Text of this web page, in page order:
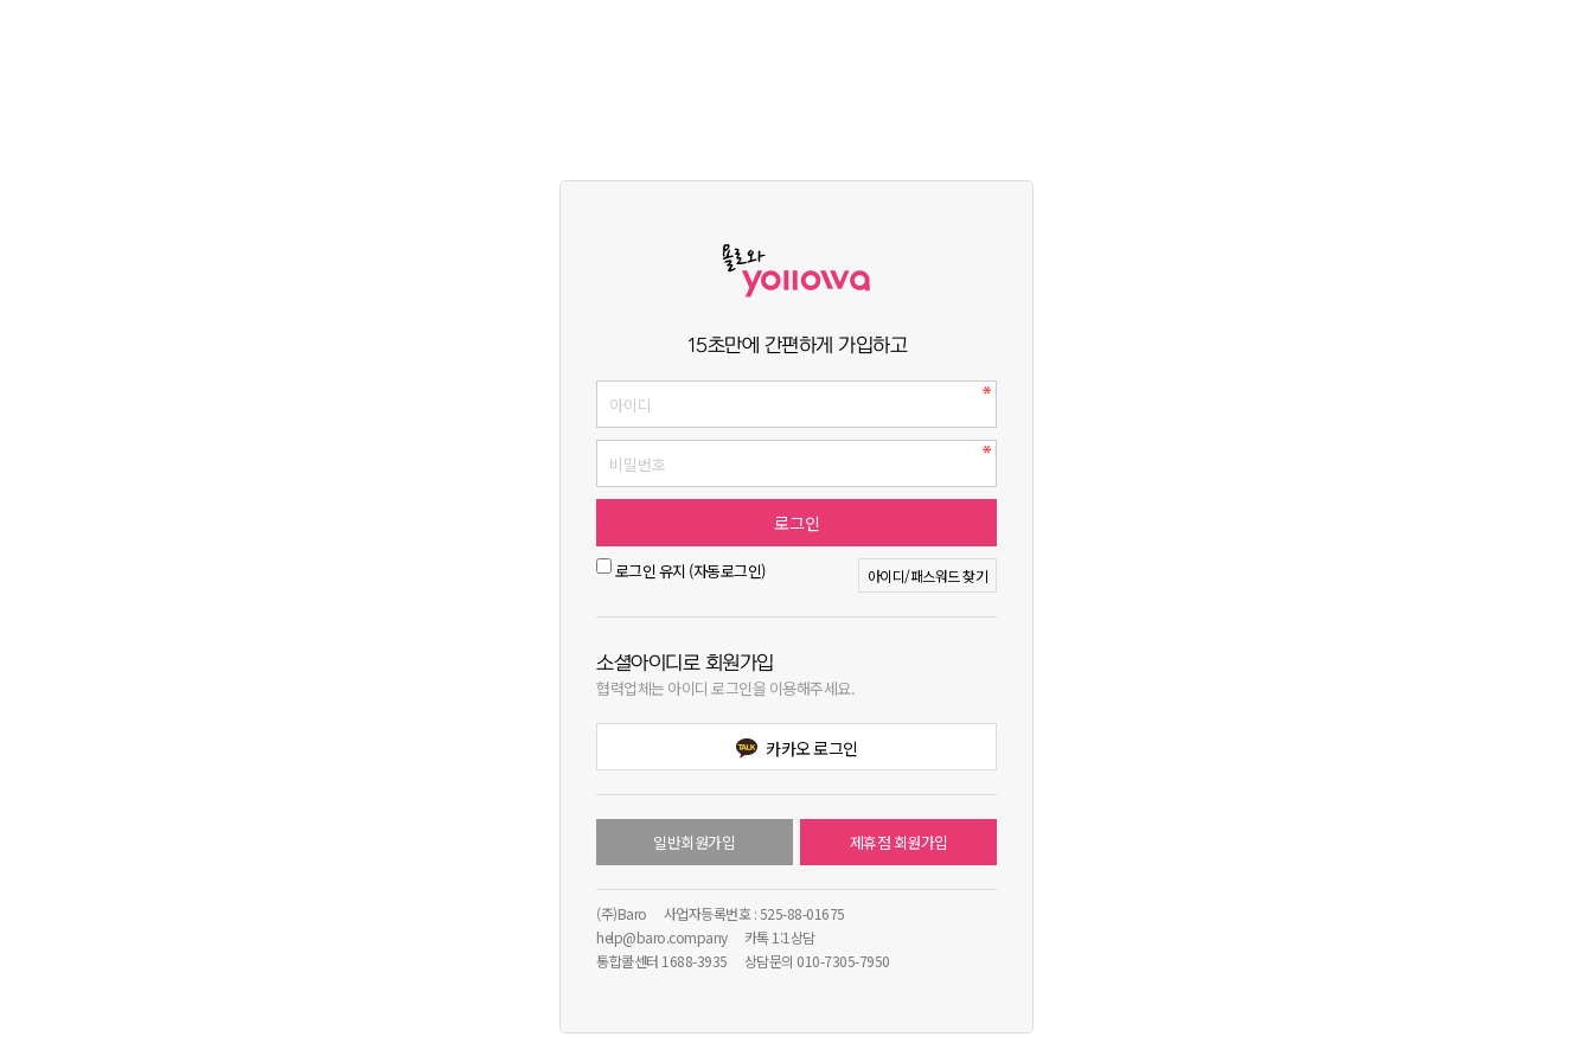
15초만에 간편하게 가입하고
로그인 유지 (자동로그인) 아이디/패스워드 찾기
소셜아이디로 회원가입
협력업체는 아이디 로그인을 이용해주세요.
카카오 로그인
일반회원가입 제휴점 회원가입
(주)Baro
사업자등록번호 : 525-88-01675
help@baro.company
카톡 1:1상담
통합콜센터 1688-3935
상담문의 010-7305-7950